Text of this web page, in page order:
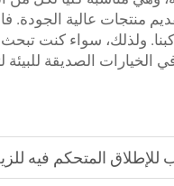
منتجات عالية
ولذلك، سواء كنت
الصديقة للبيئة
المتحكم فيه